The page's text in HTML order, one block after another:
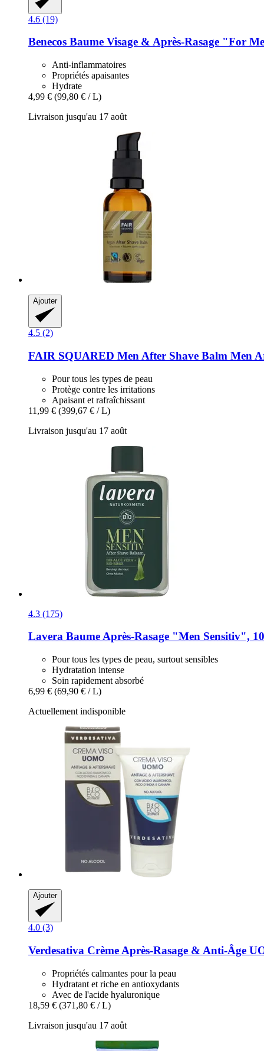
4.6 (19)
Benecos Baume Visage & Après-​Rasage "For
Anti-inflammatoires
Propriétés apaisantes
Hydrate
4,99 € (99,80 € / L)
Livraison jusqu'au 17 août
Ajouter
4.5 (2)
FAIR SQUARED Men After Shave Balm Men
Pour tous les types de peau
Protège contre les irritations
Apaisant et rafraîchissant
11,99 € (399,67 € / L)
Livraison jusqu'au 17 août
4.3 (175)
Lavera Baume Après-​Rasage "Men Sensitiv",
Pour tous les types de peau, surtout sensibles
Hydratation intense
Soin rapidement absorbé
6,99 € (69,90 € / L)
Actuellement indisponible
Ajouter
4.0 (3)
Verdesativa Crème Après-​Rasage & Anti-​Âge
Propriétés calmantes pour la peau
Hydratant et riche en antioxydants
Avec de l'acide hyaluronique
18,59 € (371,80 € / L)
Livraison jusqu'au 17 août